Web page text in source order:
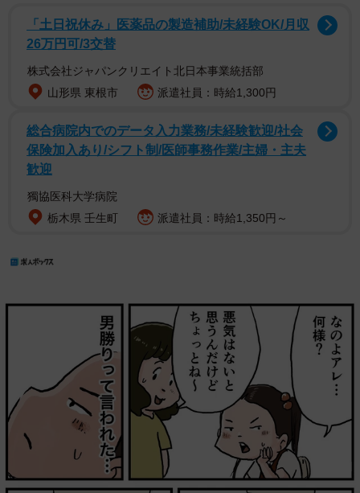
「土日祝休み」医薬品の製造補助/未経験OK/月収
26万円可/3交替
株式会社ジャパンクリエイト北日本事業統括部
山形県 東根市
派遣社員：時給1,300円
総合病院内でのデータ入力業務/未経験歓迎/社会
保険加入あり/シフト制/医師事務作業/主婦・主夫
歓迎
獨協医科大学病院
栃木県 壬生町
派遣社員：時給1,350円～